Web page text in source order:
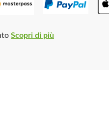
Scopri di più